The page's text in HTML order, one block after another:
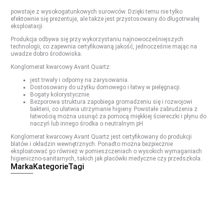
powstaje z wysokogatunkowych surowców. Dzięki temu nie tylko
efektownie się prezentuje, ale także jest przystosowany do długotrwałej
eksploatacji.
Produkcja odbywa się przy wykorzystaniu najnowocześniejszych
technologii, co zapewnia certyfikowaną jakość, jednocześnie mając na
uwadze dobro środowiska.
Konglomerat kwarcowy Avant Quartz:
jest trwały i odporny na zarysowania.
Dostosowany do użytku domowego i łatwy w pielęgnacji.
Bogaty kolorystycznie.
Bezporowa struktura zapobiega gromadzeniu się i rozwojowi
bakterii, co ułatwia utrzymanie higieny. Powstałe zabrudzenia z
łatwością można usunąć za pomocą miękkiej ściereczki i płynu do
naczyń lub innego środka o neutralnym pH.
Konglomerat kwarcowy Avant Quartz jest certyfikowany do produkcji
blatów i okładzin wewnętrznych. Ponadto można bezpiecznie
eksploatować go również w pomieszczeniach o wysokich wymaganiach
higieniczno-sanitarnych, takich jak placówki medyczne czy przedszkola.
MarkaKategorieTagi